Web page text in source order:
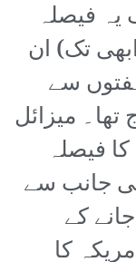
یہ فیصلہ
تک) ان
سے
میزائل
فیصلہ
جانب سے
کے
کا